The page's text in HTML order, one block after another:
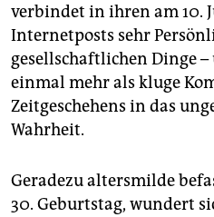
verbindet in ihren am 10.
Internetposts sehr
gesellschaftlichen Dinge
einmal mehr als kluge
Zeitgeschehens in das
Wahrheit.
Geradezu altersmilde
30. Geburtstag, wundert